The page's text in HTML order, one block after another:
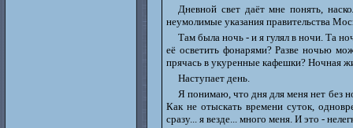
Дневной свет даёт мне понять,
неумолимые указания правительства
Там была ночь - и я гулял в ночи. Та
её осветить фонарями? Разве ночью
прячась в укуренные кафешки? Ночная
Наступает день.
Я понимаю, что дня для меня нет без
Как не отыскать времени суток,
сразу... я везде... много меня. И это -